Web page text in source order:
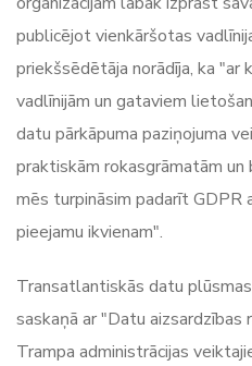
publicējot vienkāršotas
priekšsēdētāja norādīja, ka "ar
vadlīnijām un gataviem
datu pārkāpuma paziņojuma
praktiskām rokasgrāmatām un
mēs turpināsim padarīt GDPR
pieejamu ikvienam".
Transatlantiskās datu
saskaņā ar "Datu
Trampa administrācijas